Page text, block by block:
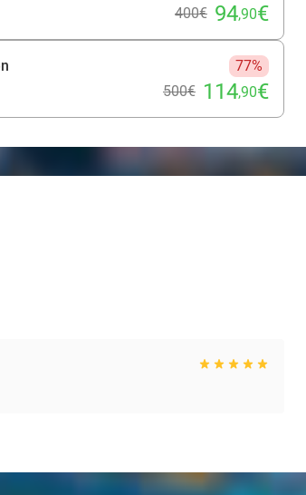
400€ 94,90€
77%
500€ 114,90€